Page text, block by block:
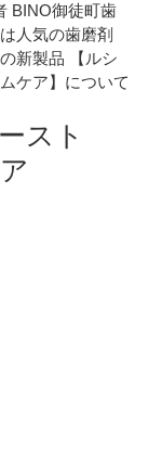
BINO御徒町歯
人気の歯磨剤
新製品 【ルシ
ケア】について
スト